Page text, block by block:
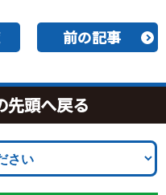
前の記事
先頭へ戻る